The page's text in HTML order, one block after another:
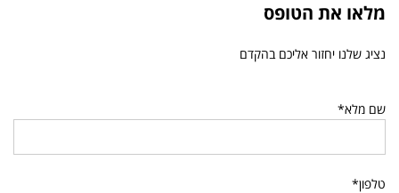
מלאו את הטופס
נציג שלנו יחזור אליכם בהקדם
שם מלא*
טלפון*